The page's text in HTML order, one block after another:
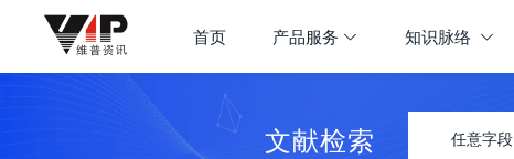
首页 产品服务 知识脉络
文献检索 任意字段